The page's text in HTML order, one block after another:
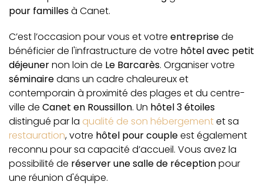
pour famillesà Canet.
C’est l’occasion pour vous et votre entreprisede
bénéficier de l'infrastructure de votre hôtel avec petit
déjeunernon loin de Le Barcarès. Organiser votre
séminairedans un cadre chaleureux et
contemporain à proximité des plages et du centre-
ville de Canet en Roussillon. Un hôtel 3 étoiles
distingué par la qualité de son hébergementet sa
restauration, votre hôtel pour coupleest également
reconnu pour sa capacité d’accueil. Vous avez la
possibilité de réserver une salle de réceptionpour
une réunion d'équipe.